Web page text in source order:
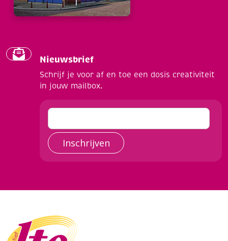
Nieuwsbrief
Schrijf je voor af en toe een dosis creativiteit
in jouw mailbox.
Inschrijven